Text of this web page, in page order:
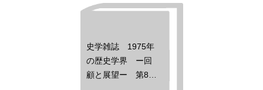
史学雑誌 1975年
の歴史学界 ー回
顧と展望ー 第85